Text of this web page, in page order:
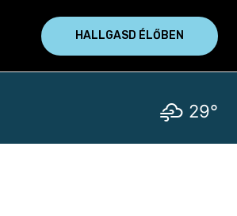
HALLGASD ÉLŐBEN
29°